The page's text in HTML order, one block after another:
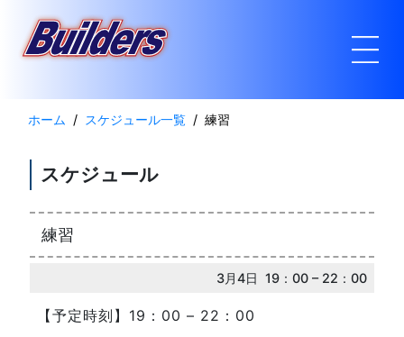
ホーム スケジュール一覧 練習
スケジュール
練習
3月4日 19：00 – 22：00
【予定時刻】19：00 – 22：00